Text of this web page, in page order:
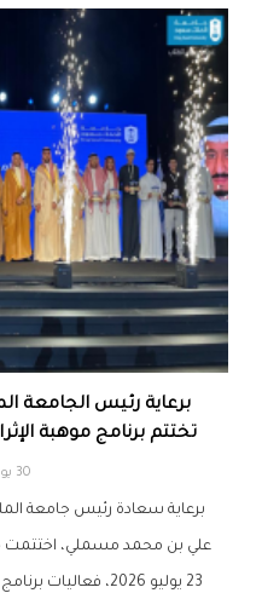
برعاية رئيس الجامعة
تختتم برنامج موهبة
30 يوليو 2026
برعاية سعادة رئيس جامعة
علي بن محمد مسملي، اختتمت
23 يوليو 2026،